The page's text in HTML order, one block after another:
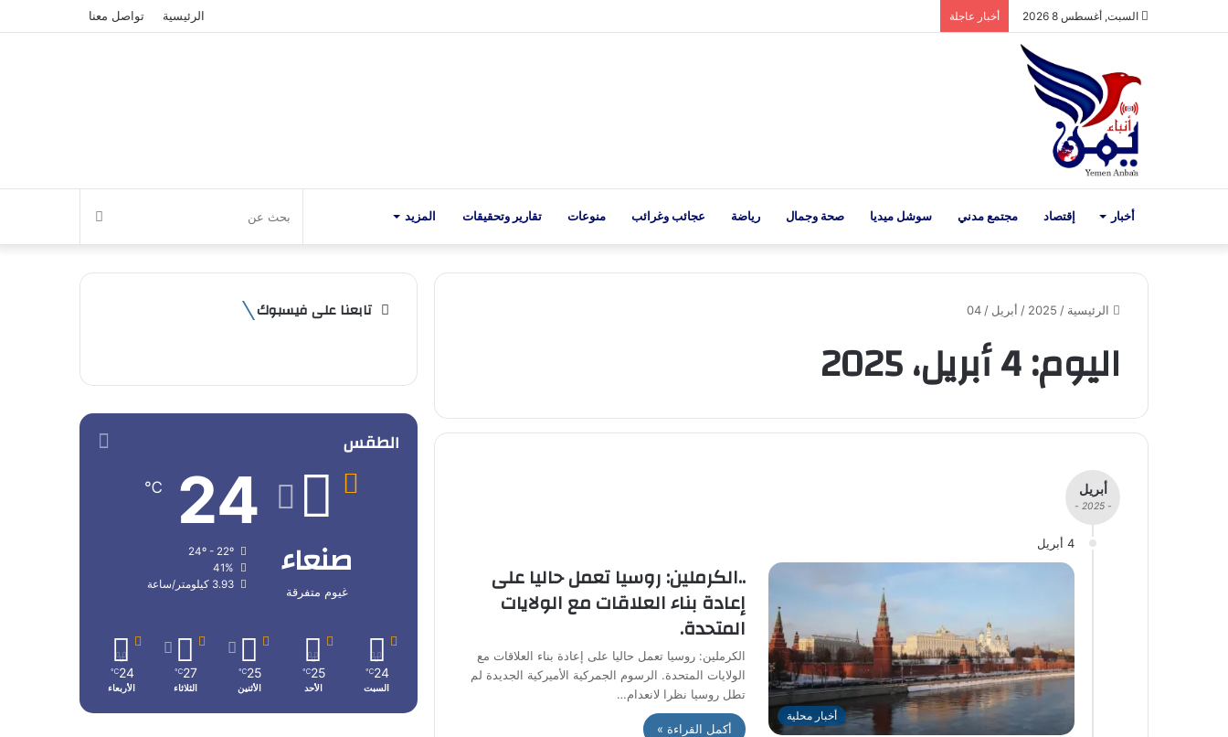
السبت, أغسطس 8 2026 أخبار عاجلة الرئيسية تواصل معنا
أخبار إقتصاد مجتمع مدني سوشل ميديا صحة وجمال رياضة عجائب وغرائب منوعات تقارير وتحقيقات المزيد
عن
الرئيسية /
2025
/ أبريل /
04
اليوم:4 أبريل، 2025
أبريل
- 2025 -
4 أبريل
أخبار محلية
..الكرملين: روسيا تعمل حاليا على
إعادة بناء العلاقات مع الولايات
المتحدة.
الكرملين: روسيا تعمل حاليا على إعادة بناء العلاقات مع
الولايات المتحدة. الرسوم الجمركية الأميركية الجديدة لم
تطل روسيا نظرا لانعدام…
أكمل القراءة »
تابعنا على فيسبوك
الطقس
صنعاء
غيوم متفرقة
24
℃
24º - 22º
41%
3.93 كيلومتر/ساعة
24
℃
السبت
25
℃
الأحد
25
℃
الأثنين
27
℃
الثلاثاء
24
℃
الأربعاء